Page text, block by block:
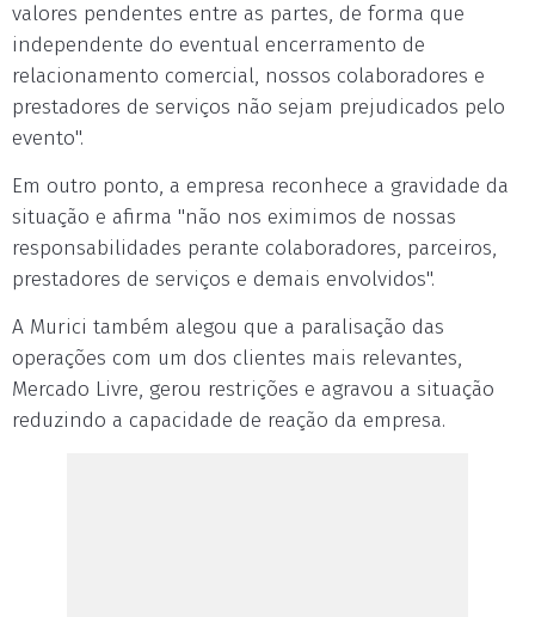
valores pendentes entre as partes, de forma que
independente do eventual encerramento de
relacionamento comercial, nossos colaboradores e
prestadores de serviços não sejam prejudicados pelo
evento".
Em outro ponto, a empresa reconhece a gravidade da
situação e afirma "não nos eximimos de nossas
responsabilidades perante colaboradores, parceiros,
prestadores de serviços e demais envolvidos".
A Murici também alegou que a paralisação das
operações com um dos clientes mais relevantes,
Mercado Livre, gerou restrições e agravou a situação
reduzindo a capacidade de reação da empresa.